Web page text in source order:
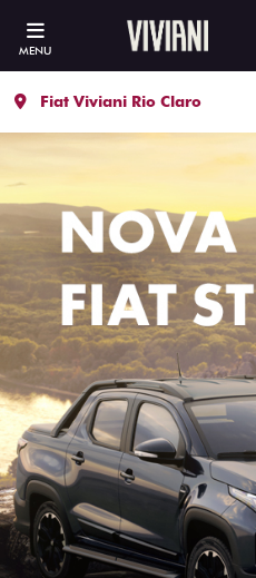
MENU
Fiat Viviani Rio Claro